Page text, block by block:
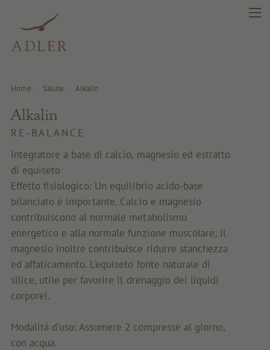
search
Salute
Fragrance
Prima qualità
Buoni regalo
Home . Salute . Alkalin
Alkalin
RE-BALANCE
Integratore a base di calcio, magnesio ed estratto
di equiseto
Effetto fisiologico: Un equilibrio acido-base
bilanciato è importante. Calcio e magnesio
contribuiscono al normale metabolismo
energetico e alla normale funzione muscolare; il
magnesio inoltre contribuisce ridurre stanchezza
ed affaticamento. L'equiseto fonte naturale di
silice, utile per favorire il drenaggio dei liquidi
corporei.
Modalitá d'uso: Assumere 2 compresse al giorno,
con acqua.